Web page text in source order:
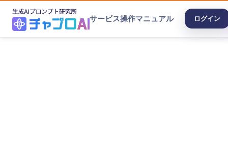
サービス操作マニュアル ログイン